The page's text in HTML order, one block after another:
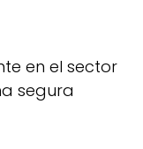
en el sector
segura